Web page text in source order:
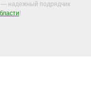
надежный подрядчик
!